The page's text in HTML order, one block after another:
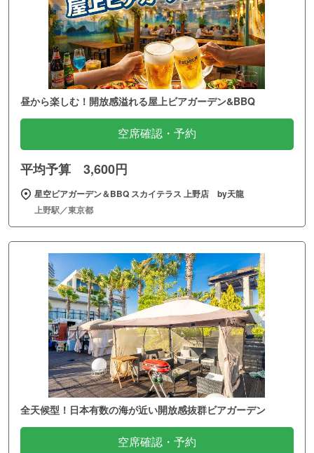
昼から楽しむ！開放感溢れる屋上ビアガーデン&BBQ
空席確認・予約
平均予算 3,600円
星空ビアガーデン＆BBQ スカイテラス 上野店 by天龍
上野駅／東京都
全天候型！日本有数の海が近い開放感抜群ビアガーデン
空席確認・予約